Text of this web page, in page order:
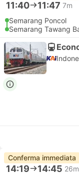
11:40 11:47 7m
Semarang Poncol
Semarang Tawang
Conferma immediata
14:19 14:45 26m